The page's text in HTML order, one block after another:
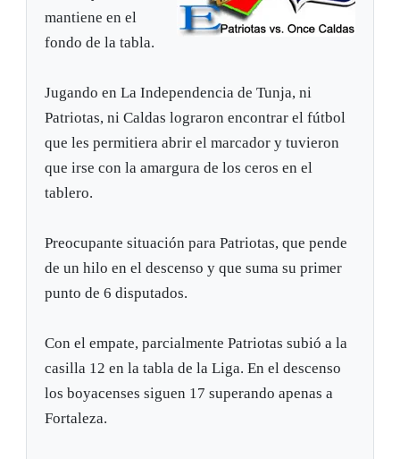
mantiene en el
fondo de la tabla.
Jugando en La Independencia de Tunja, ni
Patriotas, ni Caldas lograron encontrar el fútbol
que les permitiera abrir el marcador y tuvieron
que irse con la amargura de los ceros en el
tablero.
Preocupante situación para Patriotas, que pende
de un hilo en el descenso y que suma su primer
punto de 6 disputados.
Con el empate, parcialmente Patriotas subió a la
casilla 12 en la tabla de la Liga. En el descenso
los boyacenses siguen 17 superando apenas a
Fortaleza.